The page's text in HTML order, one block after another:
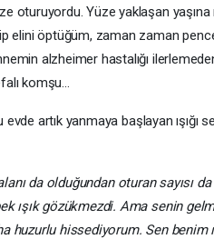
oturuyordu. Yüze yaklaşan yaşına
öptüğüm, zaman zaman
alzheimer hastalığı
komşu…
artık yanmaya başlayan ışığı
olduğundan oturan sayısı da
ışık gözükmezdi. Ama senin
huzurlu hissediyorum. Sen benim